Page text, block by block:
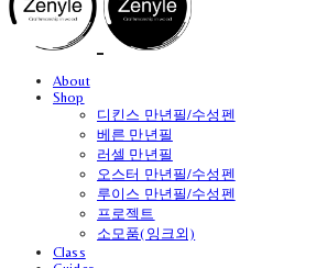
About
Shop
디킨스 만년필/수성펜
베른 만년필
러셀 만년필
오스터 만년필/수성펜
루이스 만년필/수성펜
프로젝트
소모품(잉크외)
Class